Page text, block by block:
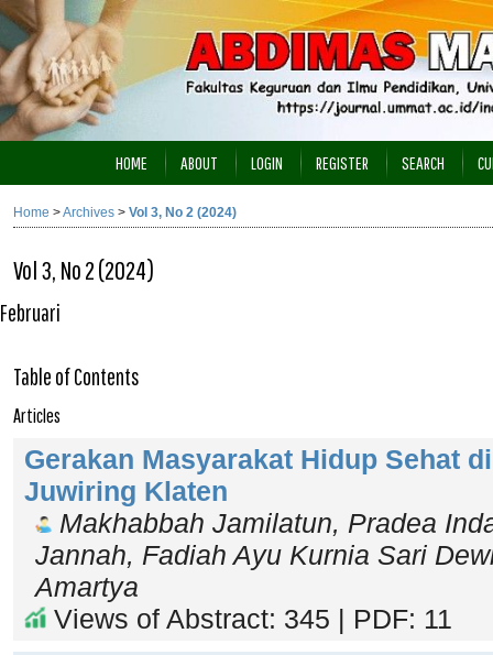
HOME ABOUT LOGIN REGISTER SEARCH
Home >Archives > Vol 3, No 2 (2024)
Vol 3, No 2 (2024)
Februari
Table of Contents
Articles
Gerakan Masyarakat Hidup Sehat
Juwiring Klaten
Makhabbah Jamilatun, Pradea
Jannah, Fadiah Ayu Kurnia Sari
Amartya
Views of Abstract: 345 | PDF: 11